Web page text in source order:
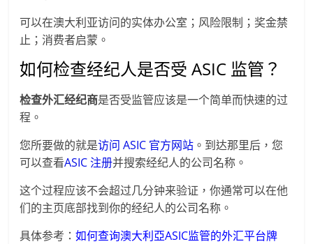
可以在澳大利亚访问的实体办公室；风险限制；奖金禁
止；消费者启蒙。
如何检查经纪人是否受 ASIC 监管？
检查外汇经纪商是否受监管应该是一个简单而快速的过
程。
您所要做的就是访问 ASIC 官方网站 。到达那里后，您
可以查看ASIC 注册并搜索经纪人的公司名称。
这个过程应该不会超过几分钟来验证，你通常可以在他
们的主页底部找到你的经纪人的公司名称。
具体参考：如何查询澳大利亞ASIC监管的外汇平台牌